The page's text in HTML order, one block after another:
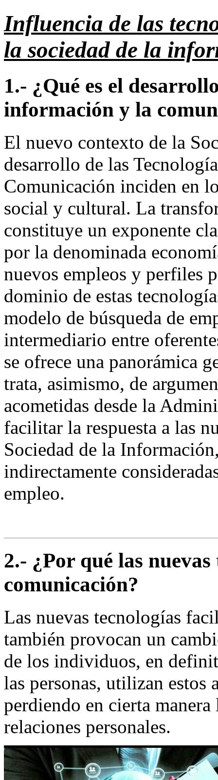
Influencia de las
la sociedad de la
1.- ¿Qué es el
información y la
El nuevo contexto de la
desarrollo de las
Comunicación inciden en
social y cultural. La
constituye un exponente
por la denominada
nuevos empleos y perfiles
dominio de estas
modelo de búsqueda de
intermediario entre
se ofrece una panorámica
trata, asimismo, de
acometidas desde la
facilitar la respuesta a las
Sociedad de la
indirectamente
empleo.
2.- ¿Por qué las
comunicación?
Las nuevas tecnologías
también provocan un
de los individuos, en
las personas, utilizan estos
perdiendo en cierta
relaciones personales.